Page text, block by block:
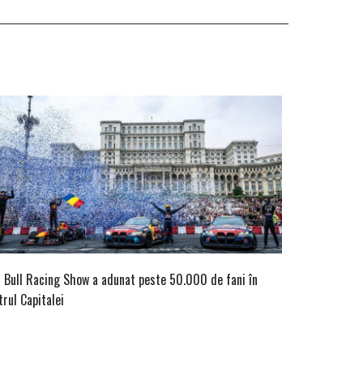
Bull Racing Show a adunat peste 50.000 de fani în
Capitalei